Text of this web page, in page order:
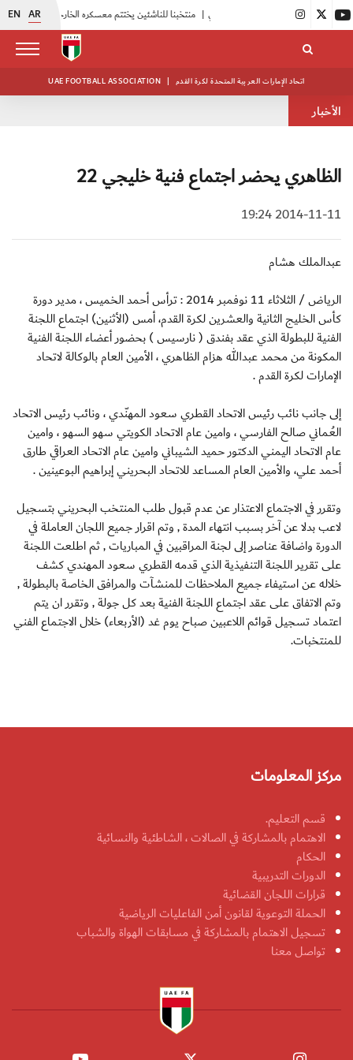
EN AR اتحاد الكرة يُنظم ورشة عمل للمراقبين المعتمدين | منتخبنا للناشئين يختتم معسكره الخارجي في صربيا |
UAE FOOTBALL ASSOCIATION | اتحاد الإمارات العربية المتحدة لكرة القدم
الأخبار
الظاهري يحضر اجتماع فنية خليجي 22
2014-11-11 19:24
عبدالملك هشام
الرياض / الثلاثاء 11 نوفمبر 2014 : ترأس أحمد الخميس ، مدير دورة
كأس الخليج الثانية والعشرين لكرة القدم، أمس (الأثنين) اجتماع اللجنة
الفنية للبطولة الذي عقد بفندق ( نارسيس ) بحضور أعضاء اللجنة الفنية
المكونة من محمد عبدالله هزام الظاهري ، الأمين العام بالوكالة لاتحاد
الإمارات لكرة القدم .
إلى جانب نائب رئيس الاتحاد القطري سعود المهنّدي ، ونائب رئيس الاتحاد
العُماني صالح الفارسي ، وامين عام الاتحاد الكويتي سهو السهو ، وامين
عام الاتحاد اليمني الدكتور حميد الشيباني وامين عام الاتحاد العراقي طارق
أحمد علي، والأمين العام المساعد للاتحاد البحريني إبراهيم البوعينين .
وتقرر في الاجتماع الاعتذار عن عدم قبول طلب المنتخب البحريني بتسجيل
لاعب بدلا عن آخر بسبب انتهاء المدة , وتم اقرار جميع اللجان العاملة في
الدورة واضافة عناصر إلى لجنة المراقبين في المباريات , ثم اطلعت اللجنة
على تقرير اللجنة التنفيذية الذي قدمه القطري سعود المهندي كشف
خلاله عن استيفاء جميع الملاحظات للمنشآت والمرافق الخاصة بالبطولة ,
وتم الاتفاق على عقد اجتماع اللجنة الفنية بعد كل جولة , وتقرر ان يتم
اعتماد تسجيل قوائم اللاعبين صباح يوم غد (الأربعاء) خلال الاجتماع الفني
للمنتخبات.
مركز المعلومات
قسم التعليم.
الاهتمام بالمشاركة في الصالات ، الشاطئية والنسائية
الحكام
الدورات التدريبية
قرارات اللجان القضائية
الحملة التوعوية لقانون أمن الفاعليات الرياضية
تسجيل الاهتمام بالمشاركة في مسابقات الهواة والشباب
تواصل معنا